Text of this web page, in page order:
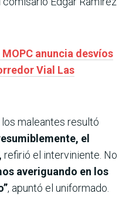
anuncia desvíos
Vial Las
maleantes resultó
el
refirió el interviniente. No
averiguando en los
, apuntó el uniformado.